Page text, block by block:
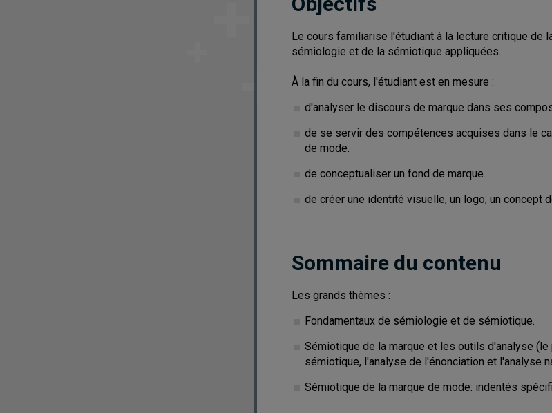
Le cours familiarise l'étudiant à la lecture critique de
sémiologie et de la sémiotique appliquées.
À la fin du cours, l'étudiant est en mesure :
d'analyser le discours de marque dans ses
de se servir des compétences acquises dans le
de mode.
de conceptualiser un fond de marque.
de créer une identité visuelle, un logo, un concept
Sommaire du contenu
Les grands thèmes :
Fondamentaux de sémiologie et de sémiotique.
Sémiotique de la marque et les outils d'analyse
sémiotique, l'analyse de l'énonciation et l'analyse
Sémiotique de la marque de mode: indentés